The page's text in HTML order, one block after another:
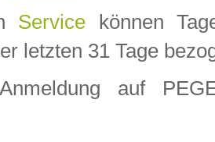
Service können
letzten 31 Tage
auf